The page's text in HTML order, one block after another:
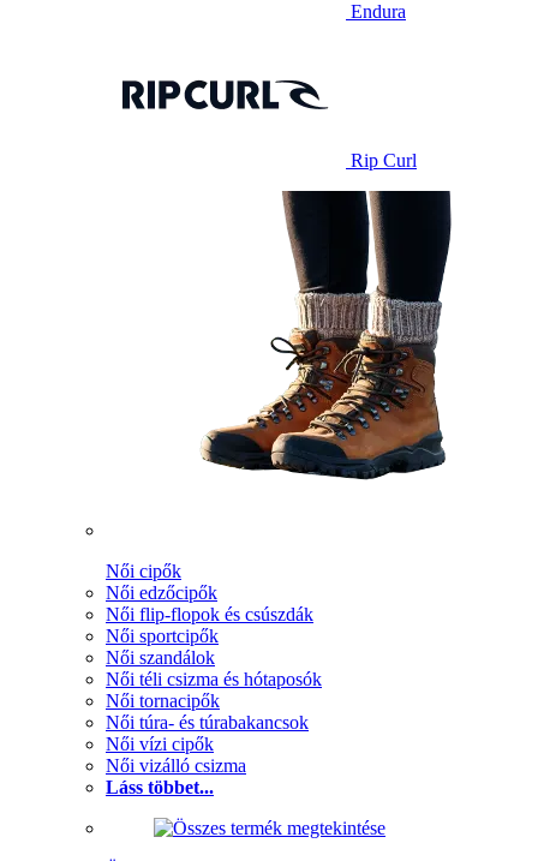
Endura
Rip Curl
Női cipők
Női edzőcipők
Női flip-flopok és csúszdák
Női sportcipők
Női szandálok
Női téli csizma és hótaposók
Női tornacipők
Női túra- és túrabakancsok
Női vízi cipők
Női vizálló csizma
Láss többet...